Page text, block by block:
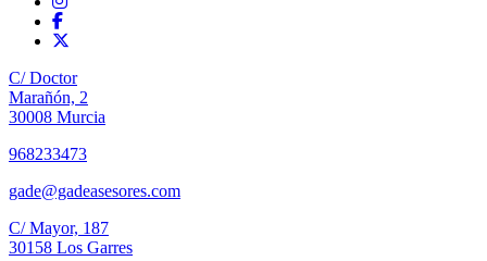
C/ Doctor
Marañón, 2
30008 Murcia
968233473
gade@gadeasesores.com
C/ Mayor, 187
30158 Los Garres